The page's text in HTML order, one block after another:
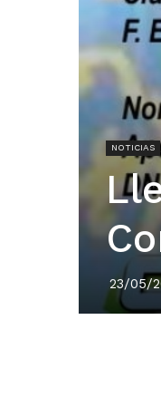
NOTICIAS
23/05/